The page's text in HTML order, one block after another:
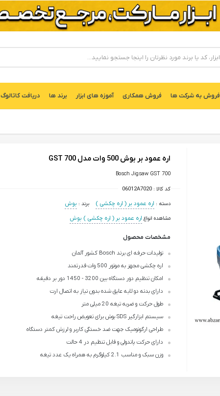
فروش به شركت ها فروش همکاری آموزه های ابزار برند ها دریافت کاتالوگ
اره عمود بر بوش 500 وات مدل GST 700
Bosch Jigsaw GST 700
کد کالا : 06012A7020
دسته : اره عمود بر ( اره چکشی ) برند : بوش
مشاهده انواع اره عمود بر ( اره چکشی ) بوش
مشخصات محصول
تولیدات حرفه ای برند Bosch کشور آلمان
اره چکشی مجهز به موتور 500 وات قدرتمند
امکان تنظیم دور دستگاه بین 3200 - 1450 دور بر دقیقه
دارای بدنه دو لایه عایق شده بدون نیاز به اتصال ارت
طول حرکت و ضربه تیغه 20 میلی متر
سیستم ابزارگیر SDS بوش برای تعویض راحت تیغه
طراحی ارگونومیک جهت ضد خستگی کاربر و لرزش کمتر دستگاه
دارای حرکت پاندولی و قابل تنظیم در 4 حالت
وزن سبک و مناسب 2.1 کیلو‌گرم به همراه یک عدد تیغه